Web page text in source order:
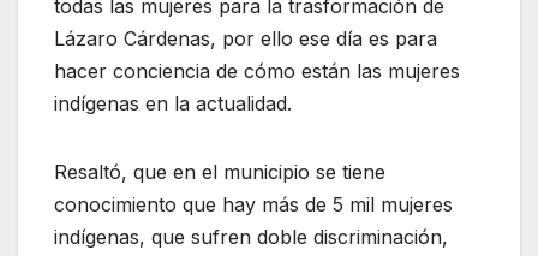
todas las mujeres para la trasformación de
Lázaro Cárdenas, por ello ese día es para
hacer conciencia de cómo están las mujeres
indígenas en la actualidad.
Resaltó, que en el municipio se tiene
conocimiento que hay más de 5 mil mujeres
indígenas, que sufren doble discriminación,